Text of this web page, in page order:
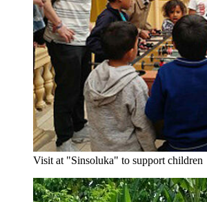
Visit at "Sinsoluka" to support children